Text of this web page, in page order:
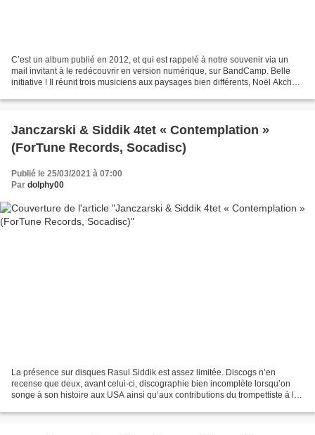
C’est un album publié en 2012, et qui est rappelé à notre souvenir via un
mail invitant à le redécouvrir en version numérique, sur BandCamp. Belle
initiative ! Il réunit trois musiciens aux paysages bien différents, Noël Akchoté
Janczarski & Siddik 4tet « Contemplation »
(ForTune Records, Socadisc)
Publié le 25/03/2021 à 07:00
Par dolphy00
La présence sur disques Rasul Siddik est assez limitée. Discogs n’en
recense que deux, avant celui-ci, discographie bien incomplète lorsqu’on
songe à son histoire aux USA ainsi qu’aux contributions du trompettiste à la